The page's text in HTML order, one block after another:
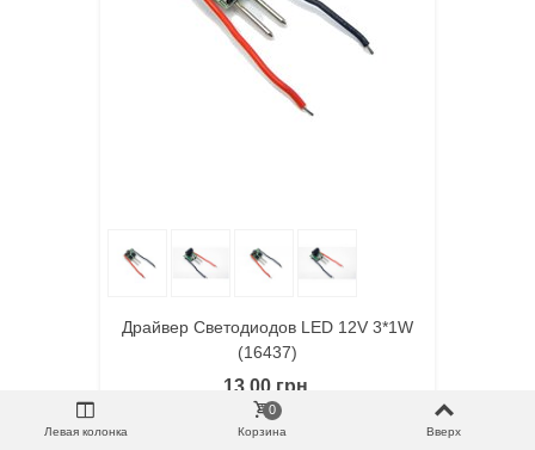
Драйвер Светодиодов LED 12V 3*1W
(16437)
13,00 грн
В Корзину
Левая колонка Корзина
0
Вверх